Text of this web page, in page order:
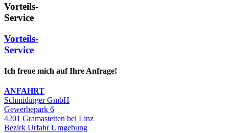
Vorteils-
Service
Vorteils-
Service
Ich freue mich auf Ihre Anfrage!
ANFAHRT
Schmidinger GmbH
Gewerbepark 6
4201 Gramastetten bei Linz
Bezirk Urfahr Umgebung